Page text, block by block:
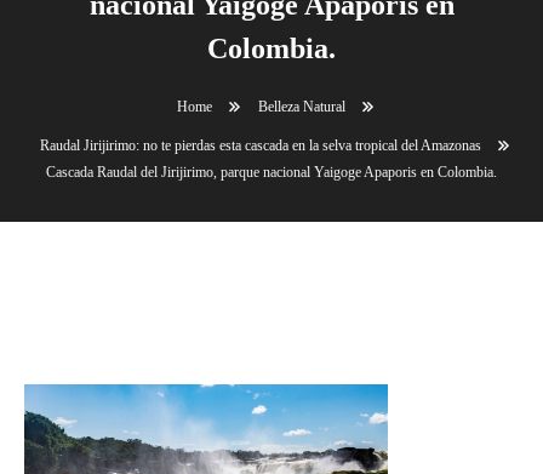
Colombia.
Home Belleza Natural
Raudal Jirijirimo: no te pierdas esta cascada en la selva tropical del Amazonas
Cascada Raudal del Jirijirimo, parque nacional Yaigoge Apaporis en Colombia.